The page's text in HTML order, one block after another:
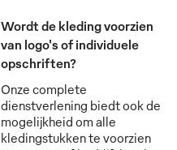
Wordt de kleding voorzien
van logo's of individuele
opschriften?
Onze complete
dienstverlening biedt ook de
mogelijkheid om alle
kledingstukken te voorzien